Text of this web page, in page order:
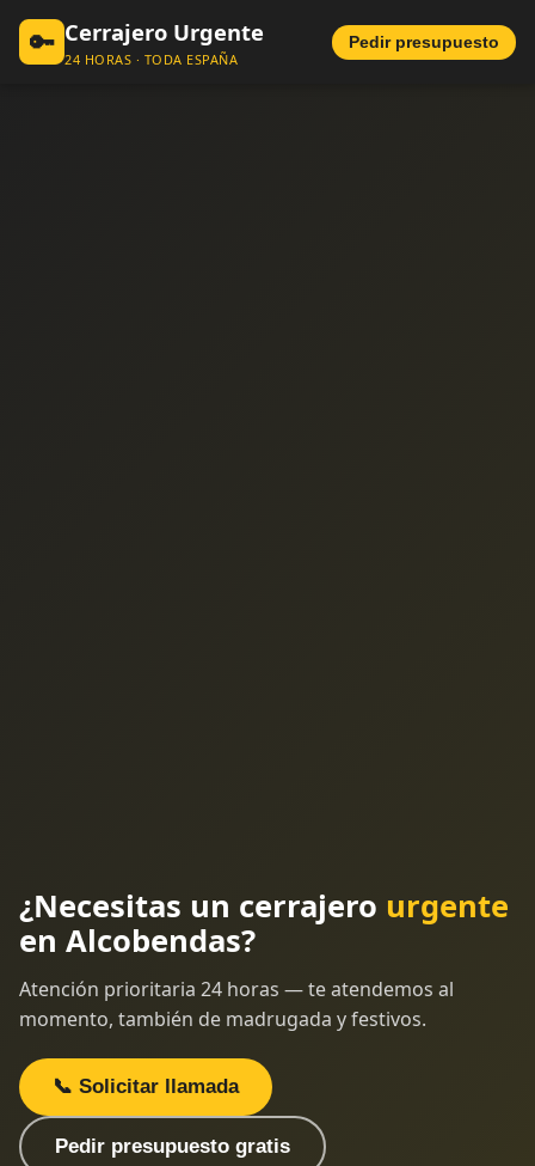
🔑 Cerrajero Urgente
24 HORAS · TODA ESPAÑA
Pedir presupuesto
¿Necesitas un cerrajero urgente
en Alcobendas?
Atención prioritaria 24 horas — te atendemos al
momento, también de madrugada y festivos.
📞 Solicitar llamada
Pedir presupuesto gratis